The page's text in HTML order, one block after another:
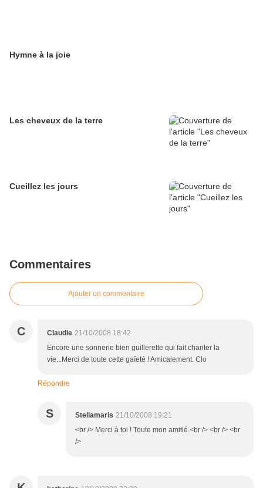
Hymne à la joie
Les cheveux de la terre
Cueillez les jours
Commentaires
Ajouter un commentaire
C Claudie 21/10/2008 18:42
Encore une sonnerie bien guillerette qui fait chanter la
vie...Merci de toute cette gaîeté ! Amicalement. Clo
Répondre
S Stellamaris 21/10/2008 19:21
<br /> Merci à toi ! Toute mon amitié.<br /> <br /> <br
/>